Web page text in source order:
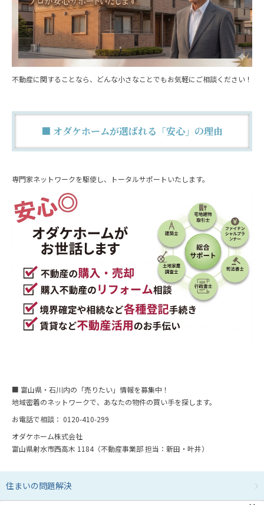
不動産に関することなら、どんな小さなことでもお気軽にご相談ください！
■ オダケホームが選ばれる「安心」の理由
専門家ネットワークを駆使し、トータルサポートいたします。
■ 富山県・石川内の「売りたい」情報を募集中！
地域密着のネットワークで、あなたの物件の買い手を探します。
お電話で相談： 0120-410-299
オダケホーム株式会社
富山県射水市西高木 1184（不動産事業部 担当：新田・叶井）
住まいの問題解決